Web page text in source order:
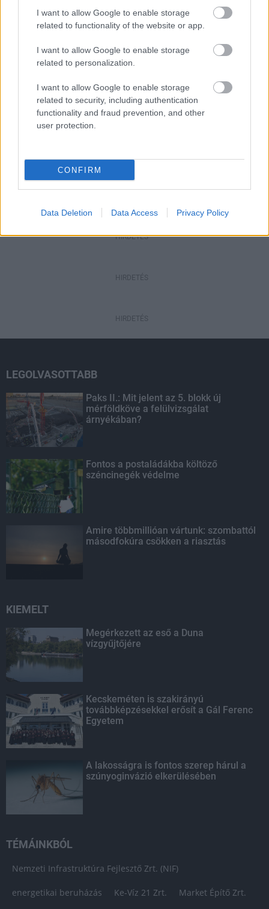
I want to allow Google to enable storage
related to functionality of the website or app.
I want to allow Google to enable storage
related to personalization.
I want to allow Google to enable storage
related to security, including authentication
functionality and fraud prevention, and other
user protection.
CONFIRM
Data Deletion Data Access Privacy Policy
Megérkezett az eső a Duna vízgyűjtőjére
Paks II.: Mit jelent az 5. blokk új
mérföldköve a felülvizsgálat
árnyékában?
Amire többmillióan vártunk: szombattól
másodfokúra csökken a riasztás
HIRDETÉS
HIRDETÉS
HIRDETÉS
LEGOLVASOTTABB
Paks II.: Mit jelent az 5. blokk új
mérföldköve a felülvizsgálat
árnyékában?
Fontos a postaládákba költöző
széncinegék védelme
Amire többmillióan vártunk: szombattól
másodfokúra csökken a riasztás
KIEMELT
Megérkezett az eső a Duna
vízgyűjtőjére
Kecskeméten is szakirányú
továbbképzésekkel erősít a Gál Ferenc
Egyetem
A lakosságra is fontos szerep hárul a
szúnyoginvázió elkerülésében
TÉMÁINKBÓL
Nemzeti Infrastruktúra Fejlesztő Zrt. (NIF)
energetikai beruházás Ke-Víz 21 Zrt. Market Építő Zrt.